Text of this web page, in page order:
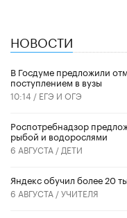
НОВОСТИ
В Госдуме предложили
поступлением в вузы
10:14 / ЕГЭ И ОГЭ
Роспотребнадзор
рыбой и водорослями
6 АВГУСТА / ДЕТИ
​Яндекс обучил более 20
6 АВГУСТА /УЧИТЕЛЯ